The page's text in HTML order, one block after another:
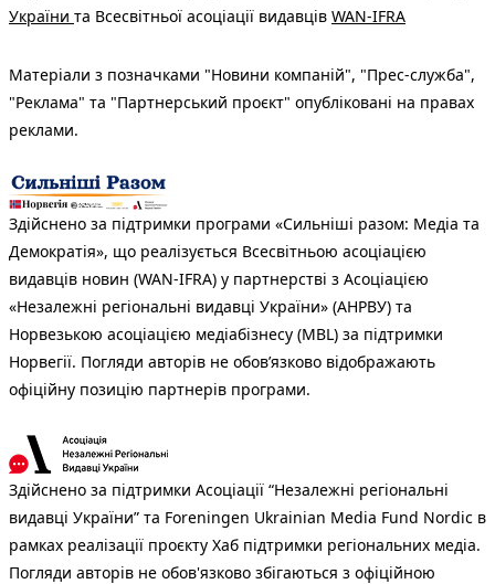
України та Всесвітньої асоціації видавців WAN-IFRA
Матеріали з позначками "Новини компаній", "Прес-служба",
"Реклама" та "Партнерський проєкт" опубліковані на правах
реклами.
Здійснено за підтримки програми «Сильніші разом: Медіа та
Демократія», що реалізується Всесвітньою асоціацією
видавців новин (WAN-IFRA) у партнерстві з Асоціацією
«Незалежні регіональні видавці України» (АНРВУ) та
Норвезькою асоціацією медіабізнесу (MBL) за підтримки
Норвегії. Погляди авторів не обов’язково відображають
офіційну позицію партнерів програми.
Здійснено за підтримки Асоціації “Незалежні регіональні
видавці України” та Foreningen Ukrainian Media Fund Nordic в
рамках реалізації проєкту Хаб підтримки регіональних медіа.
Погляди авторів не обов'язково збігаються з офіційною